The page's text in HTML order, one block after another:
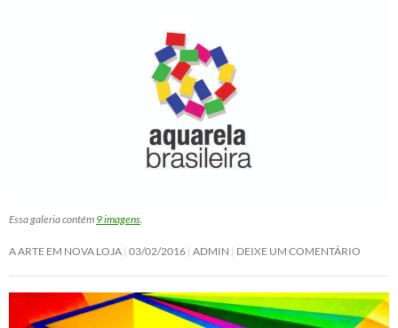
Essa galeria contém 9 imagens.
A ARTE EM NOVA LOJA 03/02/2016 ADMIN DEIXE UM COMENTÁRIO